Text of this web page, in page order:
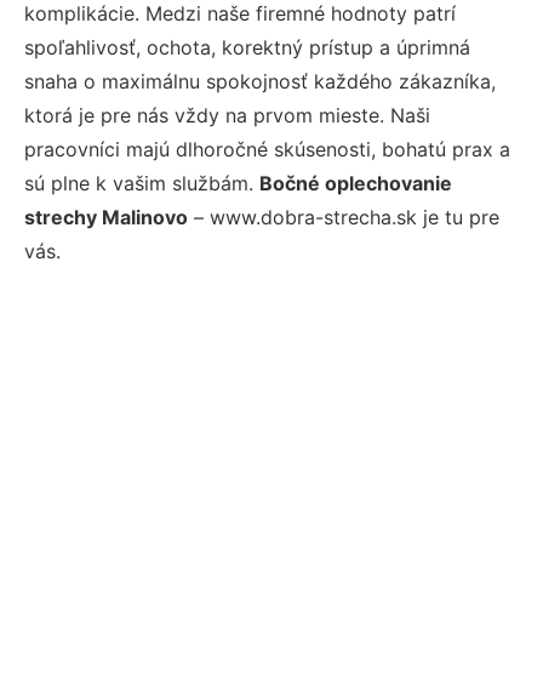
komplikácie. Medzi naše firemné hodnoty patrí
spoľahlivosť, ochota, korektný prístup a úprimná
snaha o maximálnu spokojnosť každého zákazníka,
ktorá je pre nás vždy na prvom mieste. Naši
pracovníci majú dlhoročné skúsenosti, bohatú prax a
sú plne k vašim službám. Bočné oplechovanie
strechy Malinovo – www.dobra-strecha.sk je tu pre
vás.